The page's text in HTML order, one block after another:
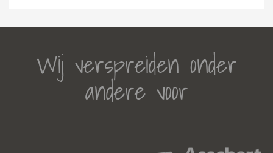
Wij verspreiden onder
andere voor